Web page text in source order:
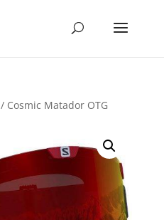
/ Cosmic Matador OTG